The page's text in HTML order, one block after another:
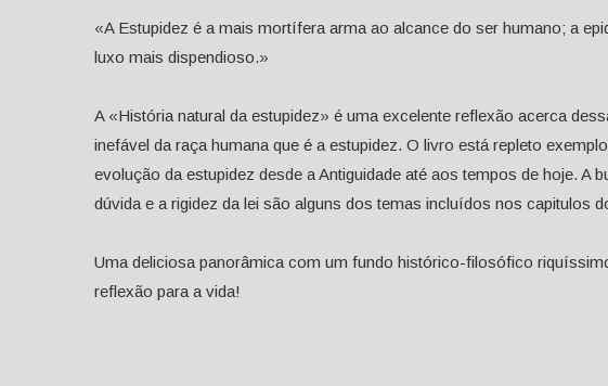
«A Estupidez é a mais mortífera arma ao alcance do ser humano; a
luxo mais dispendioso.»
A «História natural da estupidez» é uma excelente reflexão acerca
inefável da raça humana que é a estupidez. O livro está repleto
evolução da estupidez desde a Antiguidade até aos tempos de hoje. A
dúvida e a rigidez da lei são alguns dos temas incluídos nos capitulos
Uma deliciosa panorâmica com um fundo histórico-filosófico
reflexão para a vida!